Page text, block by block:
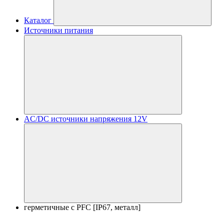
Каталог
Источники питания
AC/DC источники напряжения 12V
герметичные с PFC [IP67, металл]